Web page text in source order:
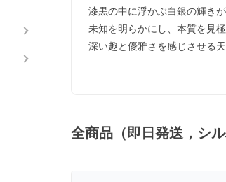
漆黒の中に浮かぶ白銀の輝き
未知を明らかにし、本質を見
深い趣と優雅さを感じさせる天
全商品（即日発送，シ